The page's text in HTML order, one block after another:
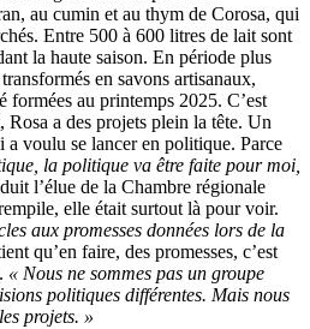
au cumin et au thym de Corosa, qui
Entre 500 à 600 litres de lait sont
la haute saison. En période plus
en savons artisanaux,
formées au printemps 2025. C’est
Rosa a des projets plein la tête. Un
a voulu se lancer en politique. Parce
la politique va être faite pour moi,
l’élue de la Chambre régionale
elle était surtout là pour voir.
aux promesses données lors de la
qu’en faire, des promesses, c’est
« Nous ne sommes pas un groupe
politiques différentes. Mais nous
projets. »